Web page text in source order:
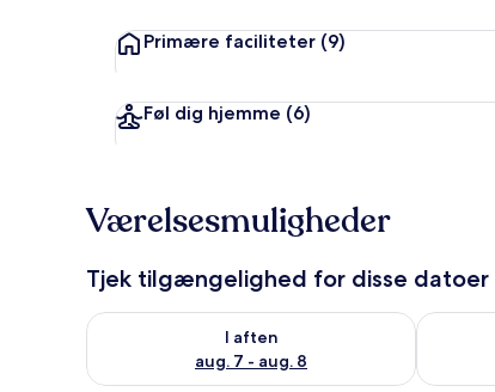
Primære faciliteter (9)
Føl dig hjemme (6)
Værelsesmuligheder
Tjek tilgængelighed for disse datoer
I aften
aug. 7 - aug. 8
Tjek tilgængelighed for i aften aug. 7 - aug. 8
Tjek